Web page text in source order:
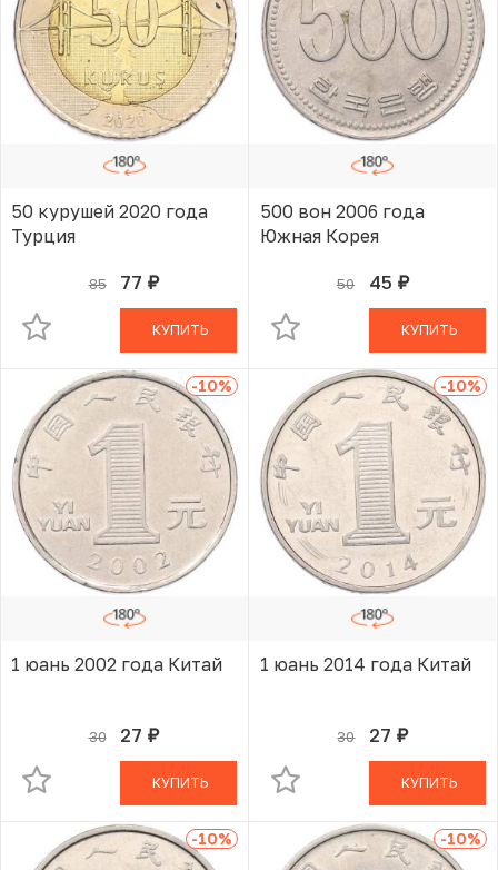
50 курушей 2020 года
Турция
85 77 руб.
В КОРЗИНЕ
КУПИТЬ
500 вон 2006 года
Южная Корея
50 45 руб.
В КОРЗИНЕ
КУПИТЬ
-10%
1 юань 2002 года Китай
30 27 руб.
В КОРЗИНЕ
КУПИТЬ
-10%
1 юань 2014 года Китай
30 27 руб.
В КОРЗИНЕ
КУПИТЬ
-10% -10%